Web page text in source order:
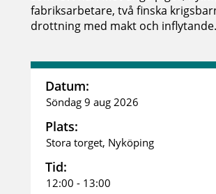
fabriksarbetare, två finska
drottning med makt och inflytande.
Datum:
Söndag 9 aug 2026
Plats:
Stora torget, Nyköping
Tid:
12:00 - 13:00